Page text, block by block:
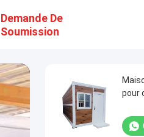
Demande De
Soumission
pour